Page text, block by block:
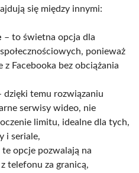
się między innymi:
– to świetna opcja dla
ponieważ
Facebooka bez obciążania
dzięki temu rozwiązaniu
serwisy wideo, nie
limitu, idealne dla tych,
i seriale,
te opcje pozwalają na
telefonu za granicą,